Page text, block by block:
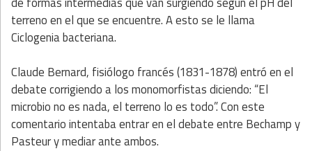
terreno en el que se encuentre. A esto se le llama
Ciclogenia bacteriana.
Claude Bernard, fisiólogo francés (1831-1878) entró en el
debate corrigiendo a los monomorfistas diciendo: “El
microbio no es nada, el terreno lo es todo”. Con este
comentario intentaba entrar en el debate entre Bechamp y
Pasteur y mediar ante ambos.